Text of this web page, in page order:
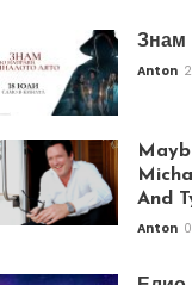
Знам
Anton
And
Anton